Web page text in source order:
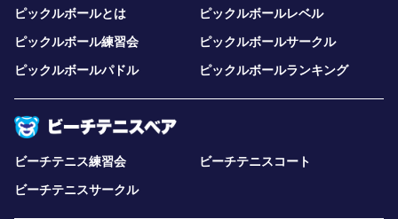
ピックルボールとは
ピックルボールレベル
ピックルボール練習会
ピックルボールサークル
ピックルボールパドル
ピックルボールランキング
ビーチテニス練習会
ビーチテニスコート
ビーチテニスサークル